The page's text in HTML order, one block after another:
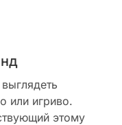
или игриво.
этому